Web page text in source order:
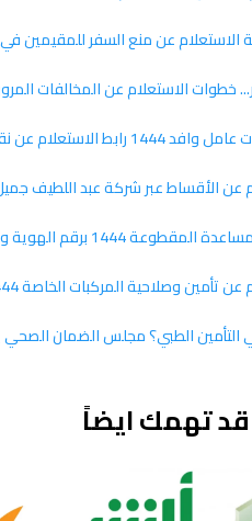
عن منع السفر للمقيمين
خطوات الاستعلام عن المخالفات المرورية
عبر موقع وزارة العمل السعودية
عن الأقساط عبر شركة عبد اللطيف
الهوية ومستحقيها وشروط الحصول عليها
تأمين وصلاحية المركبات الخاصة 1444
الطبي؟ مجلس الضمان الصحي
تهمك ايضاً